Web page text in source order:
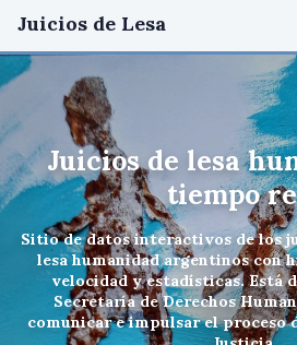
Juicios de Lesa
Juicios de lesa
tiempo
Sitio de datos interactivos de los
lesa humanidad argentinos con
velocidad y estadísticas. Está
Secretaría de Derechos
comunicar e impulsar el proceso